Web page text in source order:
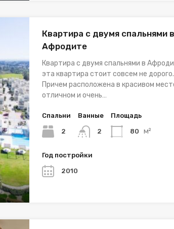
Квартира с двумя спальнями в
Афродите
Квартира с двумя спальнями в
эта квартира стоит совсем не дорого.
Причем расположена в красивом
отличном и очень…
Спальни
2
Ванные
2
Площадь
80 м²
Год постройки
2010